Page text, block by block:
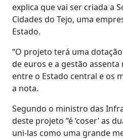
explica que vai ser criada a
Cidades do Tejo, uma
Estado.
“O projeto terá uma
de euros e a gestão
entre o Estado central e os
a nota.
Segundo o ministro das
deste projeto “é ‘coser’ as
uni-las como uma grande